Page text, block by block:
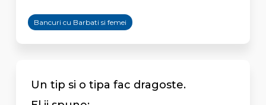
Bancuri cu Barbati si femei
Un tip si o tipa fac dragoste.